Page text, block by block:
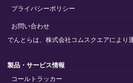
プライバシーポリシー
お問い合わせ
でんとらは、株式会社コムスクエアにより
製品・サービス情報
コールトラッカー